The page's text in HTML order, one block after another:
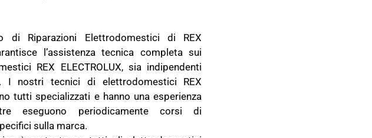
di Riparazioni Elettrodomestici di REX
l’assistenza tecnica completa sui
REX ELECTROLUX, sia indipendenti
I nostri tecnici di elettrodomestici REX
tutti specializzati e hanno una esperienza
eseguono periodicamente corsi di
sulla marca.